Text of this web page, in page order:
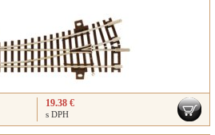
19.38 €
s DPH